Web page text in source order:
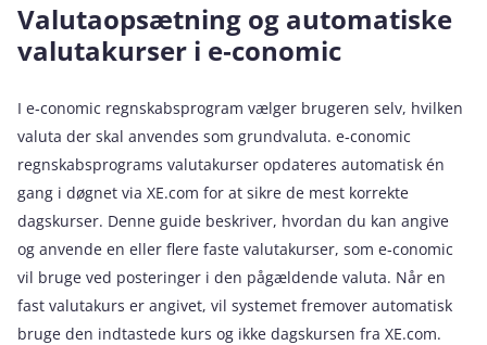
Valutaopsætning og automatiske
valutakurser i e‑conomic
I e‑conomic regnskabsprogram vælger brugeren selv, hvilken
valuta der skal anvendes som grundvaluta. e‑conomic
regnskabsprograms valutakurser opdateres automatisk én
gang i døgnet via XE.com for at sikre de mest korrekte
dagskurser. Denne guide beskriver, hvordan du kan angive
og anvende en eller flere faste valutakurser, som e‑conomic
vil bruge ved posteringer i den pågældende valuta. Når en
fast valutakurs er angivet, vil systemet fremover automatisk
bruge den indtastede kurs og ikke dagskursen fra XE.com.